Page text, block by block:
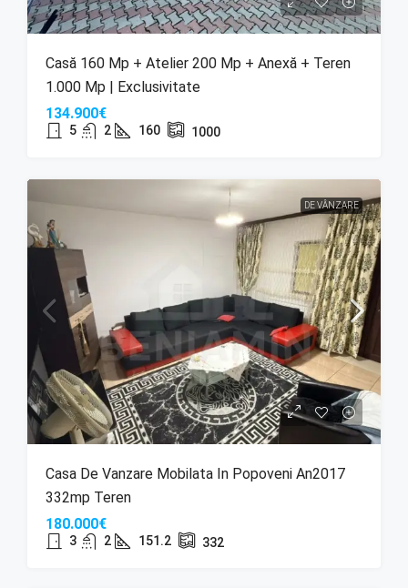
Casă 160 Mp + Atelier 200 Mp + Anexă + Teren
1.000 Mp | Exclusivitate
134.900€
5 2 160 1000
DE VÂNZARE
Casa De Vanzare Mobilata In Popoveni An2017
332mp Teren
180.000€
3 2 151.2 332